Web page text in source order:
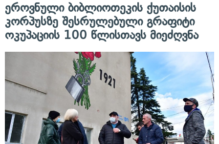
ეროვნული ბიბლიოთეკის ქუთაისის
კორპუსზე შესრულებული გრაფიტი
ოკუპაციის 100 წლისთავს მიეძღვნა